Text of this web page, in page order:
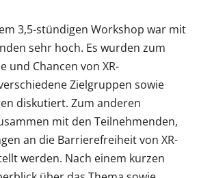
3,5-stündigen Workshop war mit
sehr hoch. Es wurden zum
und Chancen von XR-
Zielgruppen sowie
diskutiert. Zum anderen
mit den Teilnehmenden,
an die Barrierefreiheit von XR-
werden. Nach einem kurzen